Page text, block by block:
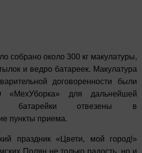
собрано около 300 кг макулатуры,
и ведро батареек. Макулатура
договоренности были
для дальнейшей
батарейки отвезены в
пункты приема.
праздник «Цвети, мой город!»